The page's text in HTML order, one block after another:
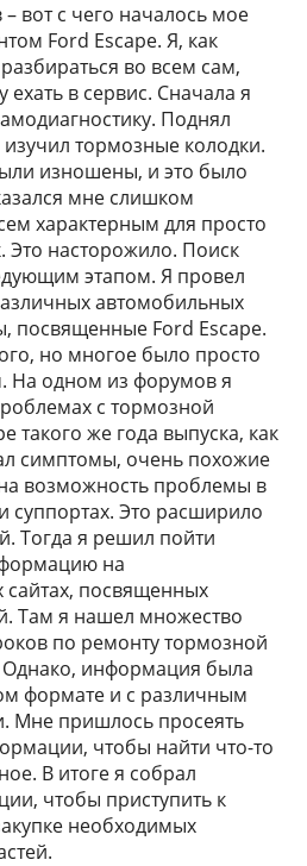
вот с чего началось мое
Ford Escape. Я, как
во всем сам,
ехать в сервис. Сначала я
Поднял
тормозные колодки.
изношены, и это было
мне слишком
характерным для просто
насторожило. Поиск
этапом. Я провел
автомобильных
посвященные Ford Escape.
но многое было просто
На одном из форумов я
с тормозной
такого же года выпуска, как
симптомы, очень похожие
возможность проблемы в
суппортах. Это расширило
Тогда я решил пойти
на
посвященных
Там я нашел множество
по ремонту тормозной
Однако, информация была
формате и с различным
Мне пришлось просеять
чтобы найти что-то
В итоге я собрал
чтобы приступить к
необходимых